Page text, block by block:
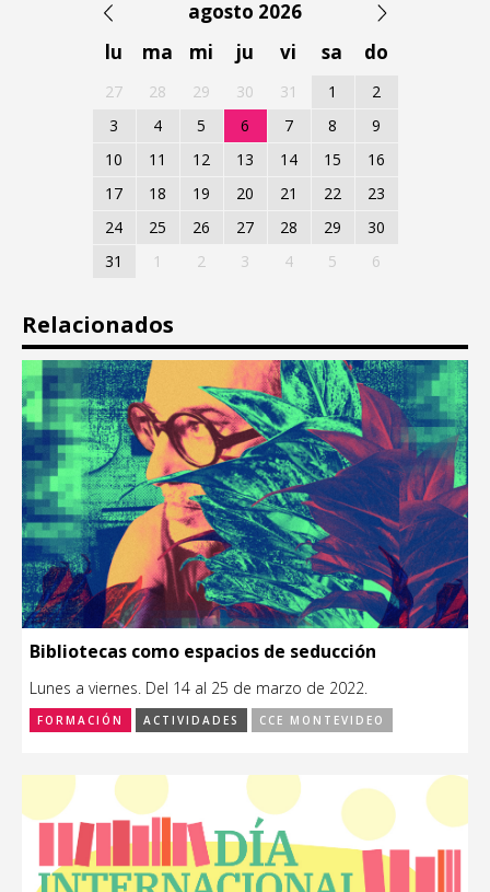
agosto 2026
lu
ma mi ju vi sa do
27 28 29 30 31 1
2
3
4 5 6 7 8
9
10
11 12 13 14 15
16
17
18 19 20 21 22
23
24
25 26 27 28 29
30
31
1 2 3 4 5 6
Relacionados
Bibliotecas como espacios de seducción
Lunes a viernes. Del 14 al 25 de marzo de 2022.
FORMACIÓN ACTIVIDADES CCE MONTEVIDEO